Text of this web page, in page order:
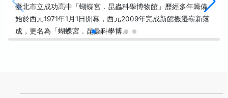
臺北市立成功高中「蝴蝶宮．昆蟲科學博物館」歷經多年籌備
始於西元1971年1月1日開幕，西元2009年完成新館搬遷嶄新落
成，更名為「蝴蝶宮．昆蟲科學博…